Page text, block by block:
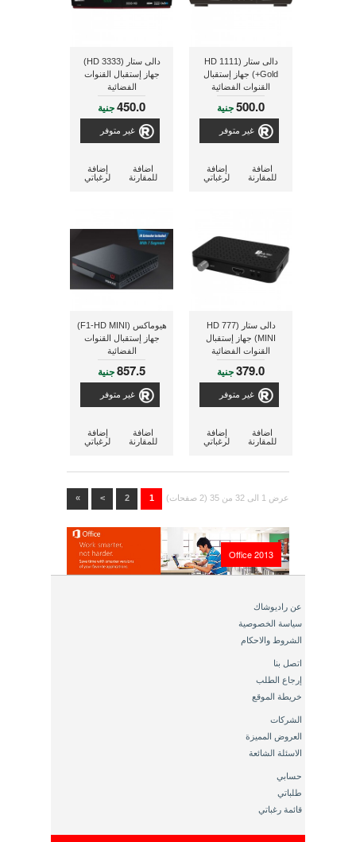
دالى ستار (1111 HD
Gold+) جهاز إستقبال
القنوات الفضائية
500.0جنية
غير متوفر
إضافة
لرغباتي
اضافة
للمقارنة
دالى ستار (3333 HD)
جهاز إستقبال القنوات
الفضائية
450.0جنية
غير متوفر
إضافة
لرغباتي
اضافة
للمقارنة
دالى ستار (777 HD
MINI) جهاز إستقبال
القنوات الفضائية
379.0جنية
غير متوفر
إضافة
لرغباتي
اضافة
للمقارنة
هيوماكس (F1-HD MINI)
جهاز إستقبال القنوات
الفضائية
857.5جنية
غير متوفر
إضافة
لرغباتي
اضافة
للمقارنة
1
2
>
» عرض 1 الى 32 من 35 (2 صفحات)
Office 2013
عن راديوشاك
سياسة الخصوصية
الشروط والاحكام
اتصل بنا
إرجاع الطلب
خريطة الموقع
الشركات
العروض المميزة
الاسئلة الشائعة
حسابي
طلباتي
قائمة رغباتي